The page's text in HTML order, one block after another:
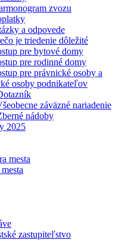
zvozu
a odpovede
je triedenie dôležité
pre bytové domy
pre rodinné domy
pre právnické osoby a
osoby podnikateľov
záväzné nariadenie
nádoby
2025
mesta
zastupiteľstvo